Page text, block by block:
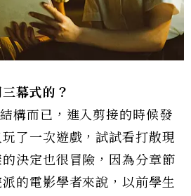
幕式的？
構而已，進入剪接的時候發
了一次遊戲，試試看打散現
決定也很冒險，因為分章節
的電影學者來說，以前學生